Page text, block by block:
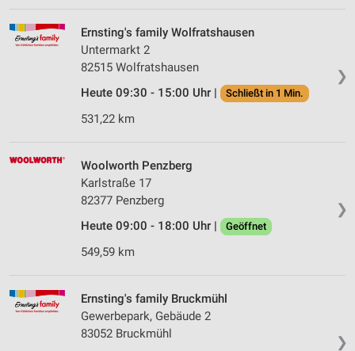
❯
Ernsting's family Wolfratshausen
Untermarkt 2
82515 Wolfratshausen
Heute 09:30 - 15:00 Uhr |
Schließt in 1 Min.
531,22 km
❯
Woolworth Penzberg
Karlstraße 17
82377 Penzberg
Heute 09:00 - 18:00 Uhr |
Geöffnet
549,59 km
❯
Ernsting's family Bruckmühl
Gewerbepark, Gebäude 2
83052 Bruckmühl